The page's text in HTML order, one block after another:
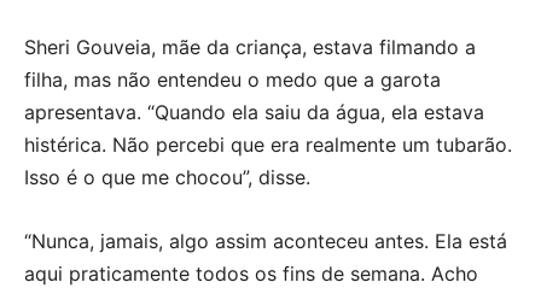
Sheri Gouveia, mãe da criança, estava filmando a
filha, mas não entendeu o medo que a garota
apresentava. “Quando ela saiu da água, ela estava
histérica. Não percebi que era realmente um tubarão.
Isso é o que me chocou”, disse.
“Nunca, jamais, algo assim aconteceu antes. Ela está
aqui praticamente todos os fins de semana. Acho